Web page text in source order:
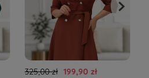
325,00 zł 199,90 zł